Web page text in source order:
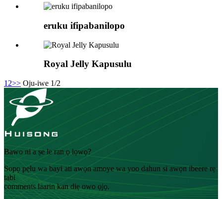
eruku ifipabanilopo
Royal Jelly Kapusulu
1 2>> Oju-iwe 1/2
Bawo ni a ṣe le ran ọ lọwọ?
Sopọ pẹlu wa bayi ati awọn amoye wa yoo dahun si awọn ibeere rẹ
tabi
comments laarin kan diẹ owo ọjọ.